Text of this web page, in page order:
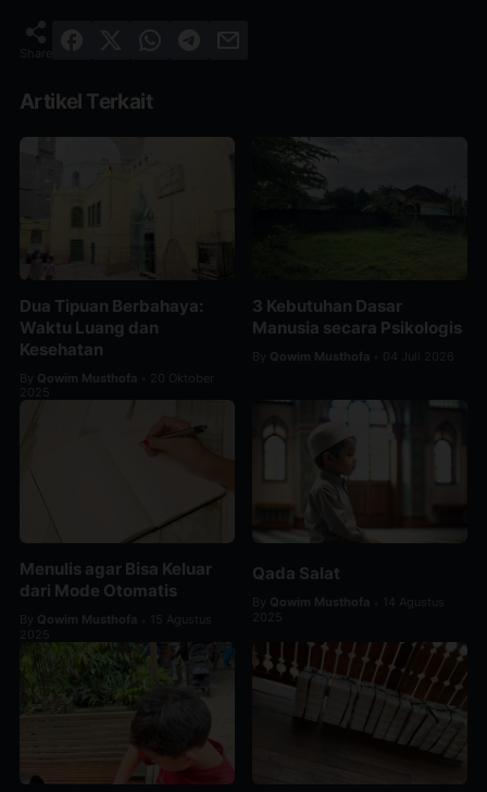
Artikel Terkait
Dua Tipuan Berbahaya:
Waktu Luang dan
Kesehatan
By Qowim Musthofa
20 Oktober
2025
3 Kebutuhan Dasar
Manusia secara Psikologis
By Qowim Musthofa 04 Juli 2026
Menulis agar Bisa Keluar
dari Mode Otomatis
By Qowim Musthofa
15 Agustus
Qada Salat
By Qowim Musthofa
14 Agustus